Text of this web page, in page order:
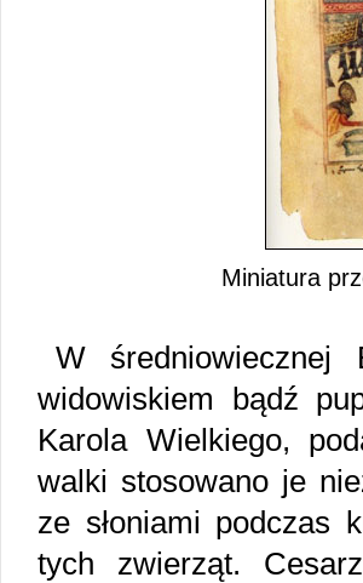
Miniatura
W średniowiecznej
widowiskiem bądź
Karola Wielkiego,
walki stosowano je
ze słoniami podczas
tych zwierząt.